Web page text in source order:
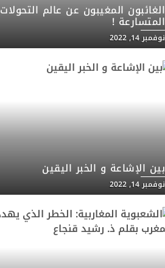
الغائبون المغيبون عن عالم التحولات
المتسارعة !
نوفمبر 14, 2022
بين الإشاعة و الخبر اليقين
نوفمبر 14, 2022